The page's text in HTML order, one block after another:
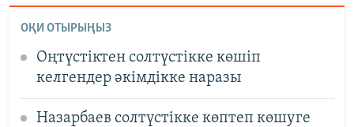
ОҚИ ОТЫРЫҢЫЗ
Оңтүстіктен солтүстікке көшіп
келгендер әкімдікке наразы
Назарбаев солтүстікке көптеп көшуге